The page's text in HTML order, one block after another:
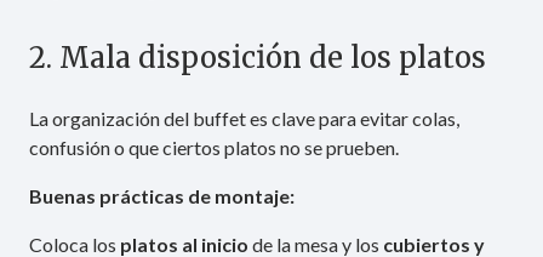
2. Mala disposición de los platos
La organización del buffet es clave para evitar colas,
confusión o que ciertos platos no se prueben.
Buenas prácticas de montaje:
Coloca los platos al inicio de la mesa y los cubiertos y